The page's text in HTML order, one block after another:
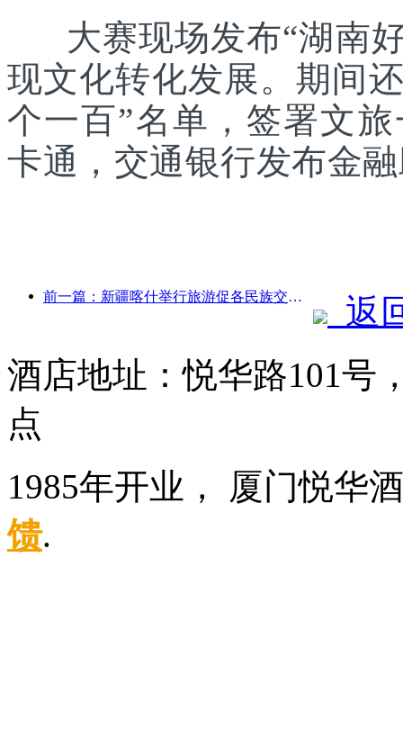
大赛现场发布“湖南好
现文化转化发展。期间
个一百”名单，签署文
卡通，交通银行发布金
前一篇：新疆喀什举行旅游促各民族交流推广活动
返
酒店地址：悦华路101号
点
1985年开业， 厦门悦
馈.